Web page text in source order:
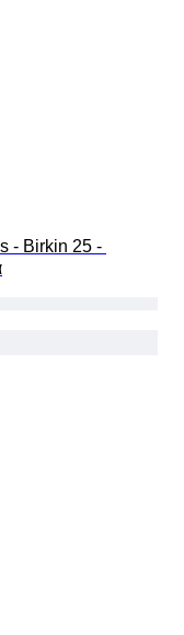
- Birkin 25 -